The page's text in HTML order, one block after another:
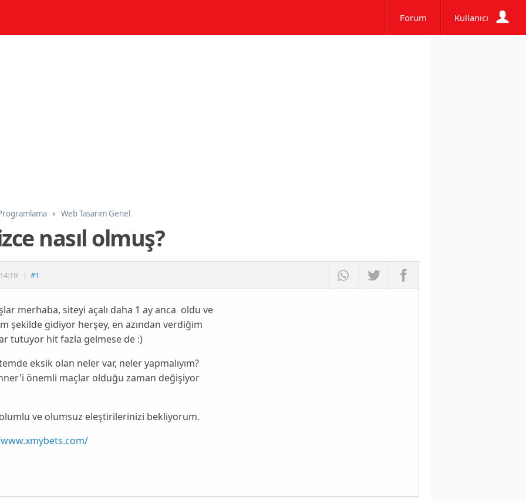
Forum Kullanıcı
Web Tasarım Genel
nasıl olmuş?
14:19 | #1
merhaba, siteyi açalı daha 1 ay anca oldu ve
şekilde gidiyor herşey, en azından verdiğim
tutuyor hit fazla gelmese de :)
eksik olan neler var, neler yapmalıyım?
önemli maçlar olduğu zaman değişiyor
ve olumsuz eleştirilerinizi bekliyorum.